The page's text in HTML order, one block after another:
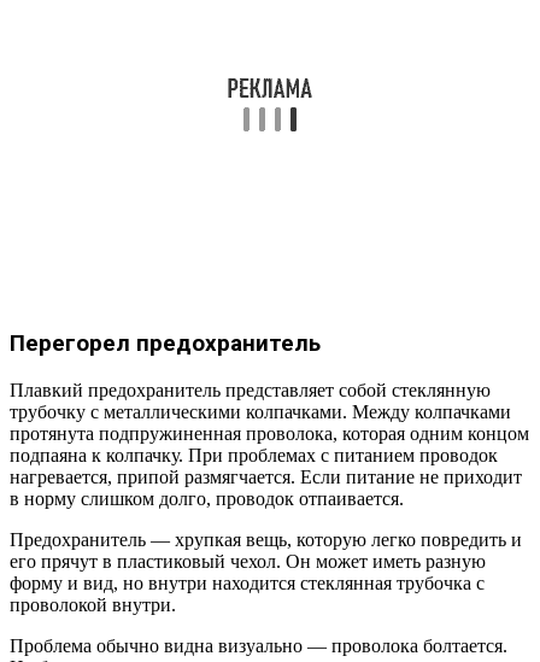
Перегорел предохранитель
Плавкий предохранитель представляет собой стеклянную
трубочку с металлическими колпачками. Между колпачками
протянута подпружиненная проволока, которая одним концом
подпаяна к колпачку. При проблемах с питанием проводок
нагревается, припой размягчается. Если питание не приходит
в норму слишком долго, проводок отпаивается.
Предохранитель — хрупкая вещь, которую легко повредить и
его прячут в пластиковый чехол. Он может иметь разную
форму и вид, но внутри находится стеклянная трубочка с
проволокой внутри.
Проблема обычно видна визуально — проволока болтается.